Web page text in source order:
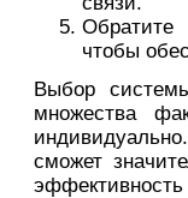
Обратите
чтобы
Выбор
множества
сможет
эффективность